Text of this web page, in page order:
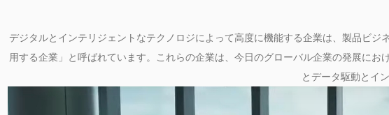
デジタルとインテリジェントなテクノロジによって高度に機能する企業は、製品ビ
用する企業」と呼ばれています。これらの企業は、今日のグローバル企業の発展に
とデータ駆動とイ